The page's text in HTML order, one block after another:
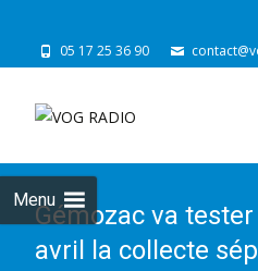
05 17 25 36 90
Menu
Gémozac va
avril la collecte